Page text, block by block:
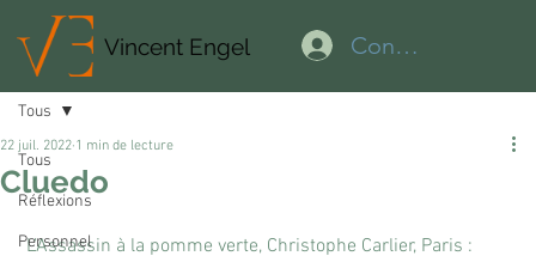
Connexion
Vincent Engel
Tous
Réflexions
Personnel
Tous
Cluedo
22 juil. 2022 1 min de lecture
L’Assassin à la pomme verte, Christophe Carlier, Paris :